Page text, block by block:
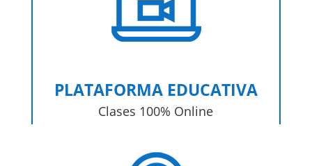
PLATAFORMA EDUCATIVA
Clases 100% Online